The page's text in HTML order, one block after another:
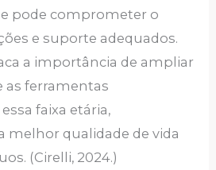
pode comprometer o
e suporte adequados.
a importância de ampliar
as ferramentas
faixa etária,
qualidade de vida
(Cirelli, 2024.)